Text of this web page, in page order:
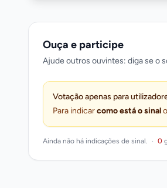
Ouça e participe
Ajude outros ouvintes: diga se o
Votação apenas para
Para indicarcomo está o sinal
Ainda não há indicações de sinal. · 0